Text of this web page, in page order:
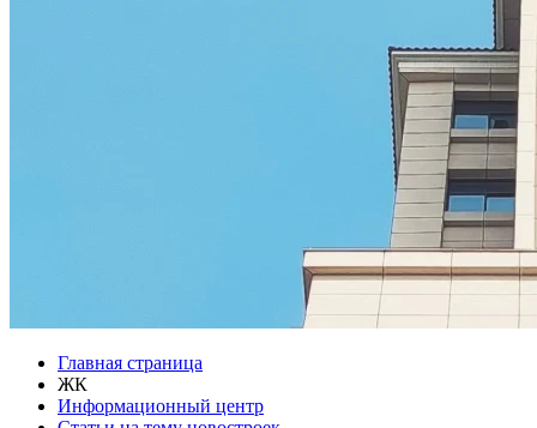
Главная страница
ЖК
Информационный центр